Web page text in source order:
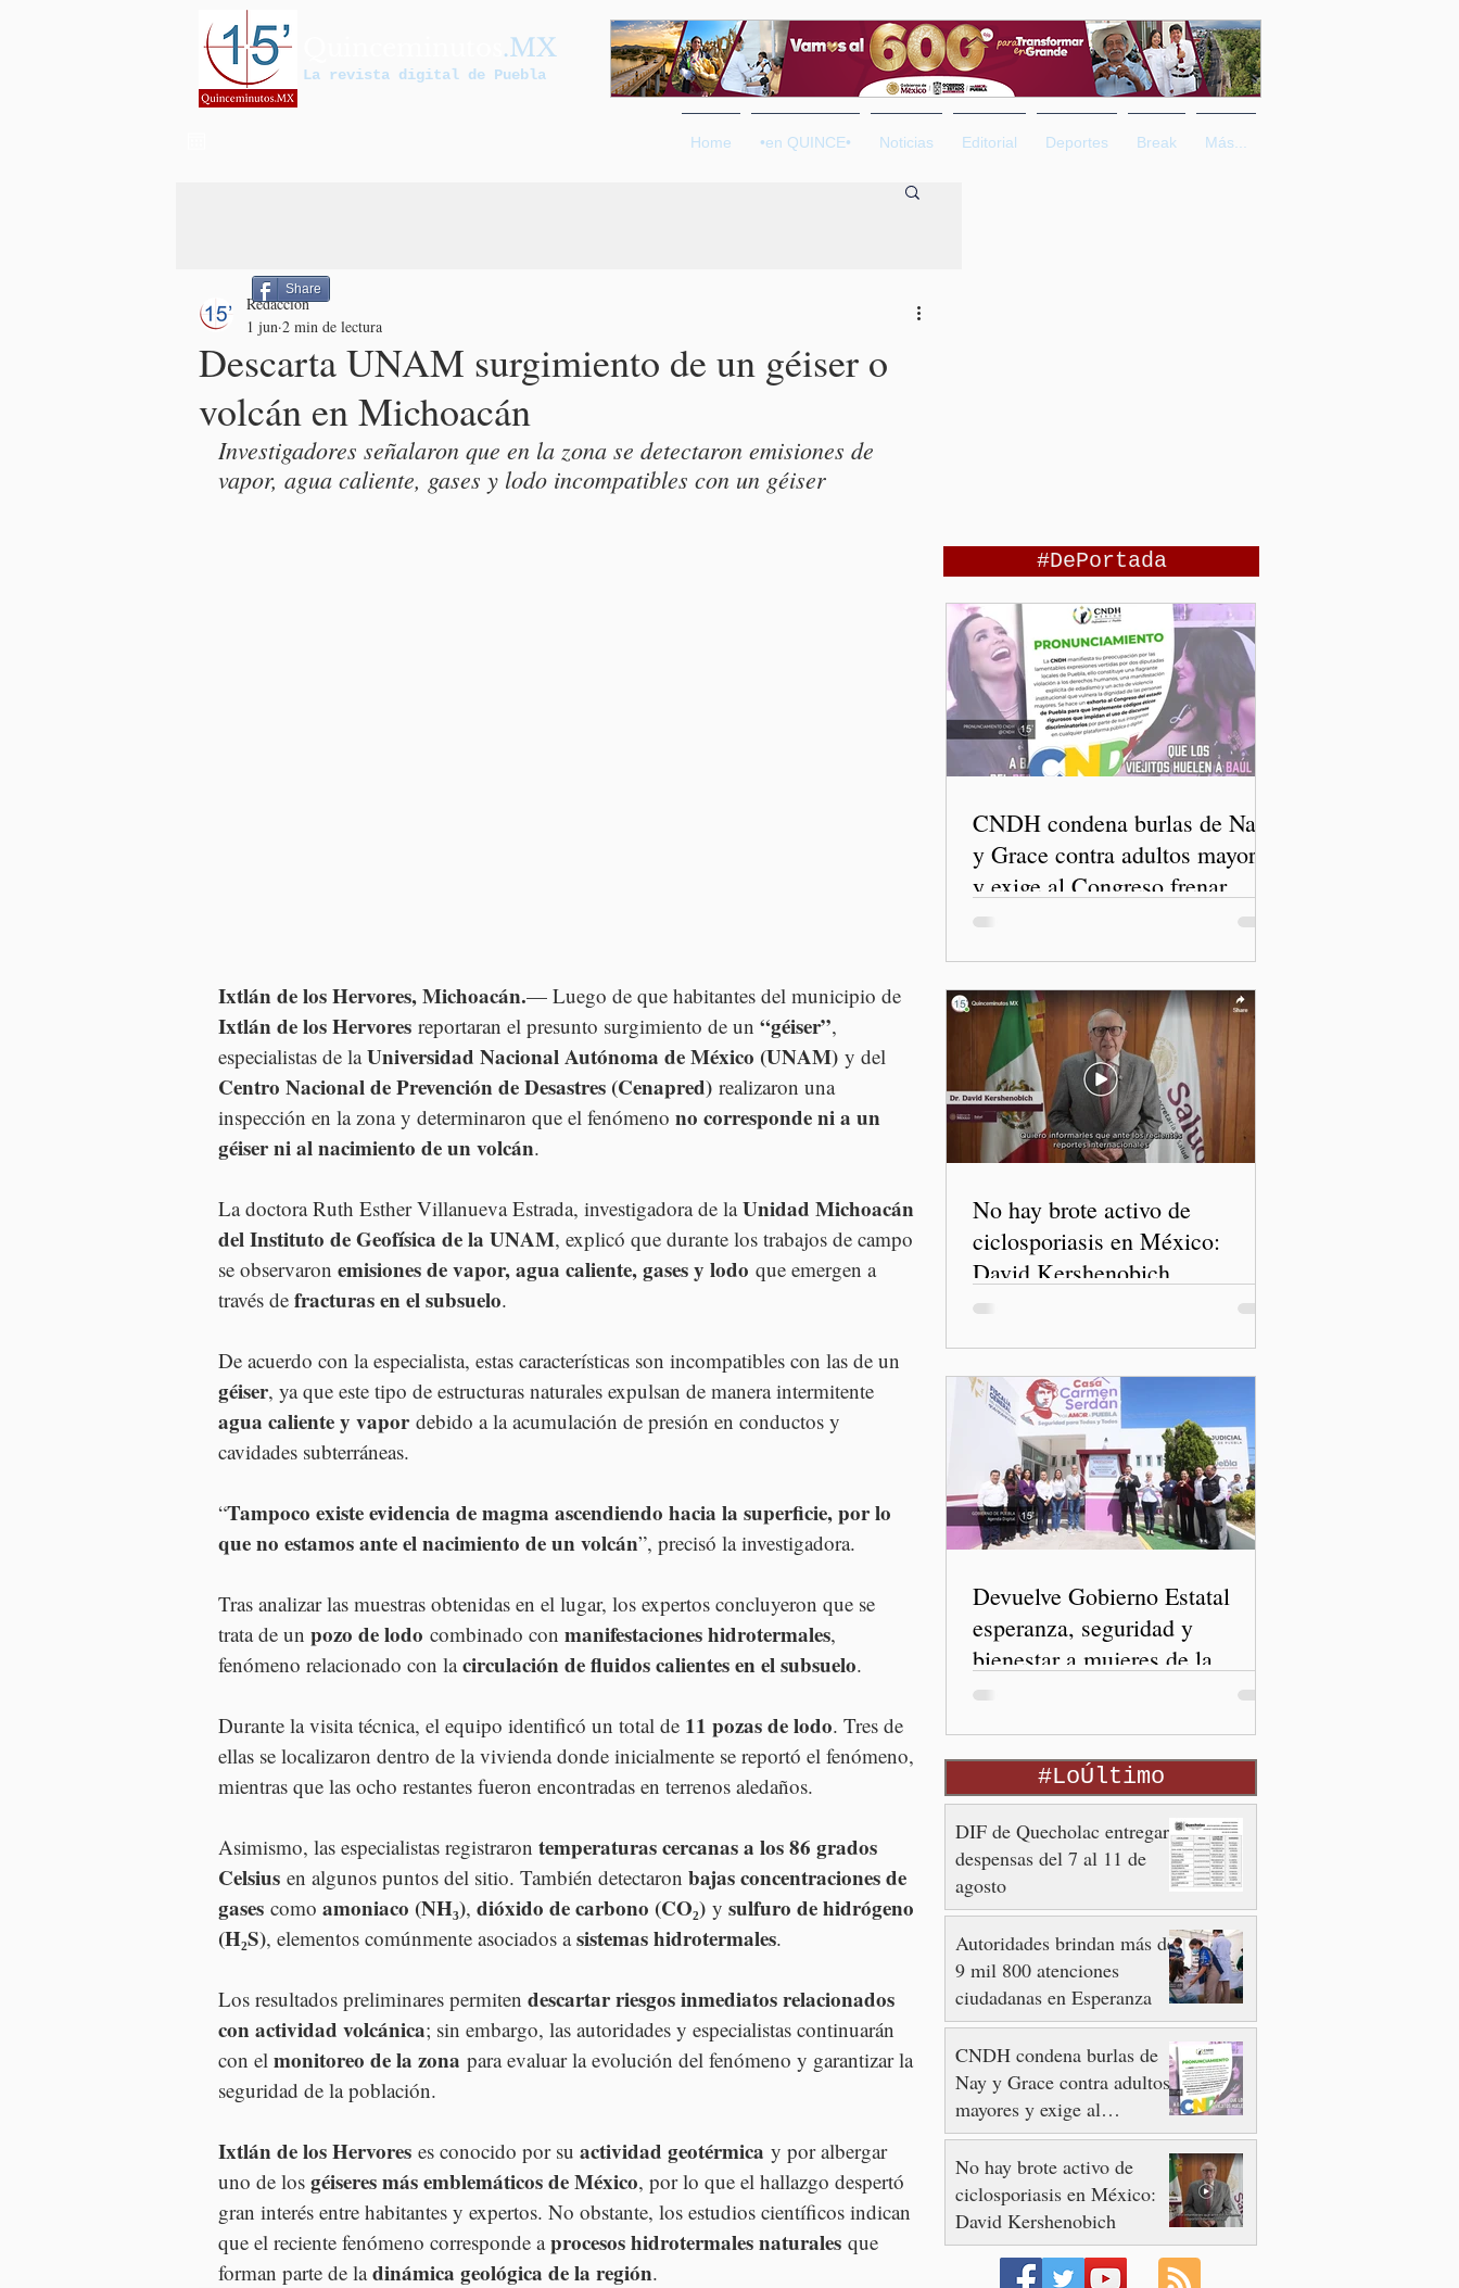
.MX
La revista digital de Puebla
Home •en QUINCE• Noticias Editorial Deportes Break Más...
Descarta UNAM surgimiento de un géiser o
volcán en Michoacán
Redacción
1 jun 2 min de lectura
Investigadores señalaron que en la zona se detectaron emisiones de
vapor, agua caliente, gases y lodo incompatibles con un géiser
Ixtlán de los Hervores, Michoacán.— Luego de que habitantes del municipio de
Ixtlán de los Hervores reportaran el presunto surgimiento de un “géiser”,
especialistas de la Universidad Nacional Autónoma de México (UNAM) y del
Centro Nacional de Prevención de Desastres (Cenapred) realizaron una
inspección en la zona y determinaron que el fenómeno no corresponde ni a un
géiser ni al nacimiento de un volcán.
La doctora Ruth Esther Villanueva Estrada, investigadora de la Unidad Michoacán
del Instituto de Geofísica de la UNAM, explicó que durante los trabajos de campo
se observaron emisiones de vapor, agua caliente, gases y lodo que emergen a
través de fracturas en el subsuelo.
De acuerdo con la especialista, estas características son incompatibles con las de un
géiser, ya que este tipo de estructuras naturales expulsan de manera intermitente
agua caliente y vapor debido a la acumulación de presión en conductos y
cavidades subterráneas.
“Tampoco existe evidencia de magma ascendiendo hacia la superficie, por lo
que no estamos ante el nacimiento de un volcán”, precisó la investigadora.
Tras analizar las muestras obtenidas en el lugar, los expertos concluyeron que se
trata de un pozo de lodo combinado con manifestaciones hidrotermales,
fenómeno relacionado con la circulación de fluidos calientes en el subsuelo.
Durante la visita técnica, el equipo identificó un total de 11 pozas de lodo. Tres de
ellas se localizaron dentro de la vivienda donde inicialmente se reportó el fenómeno,
mientras que las ocho restantes fueron encontradas en terrenos aledaños.
Asimismo, las especialistas registraron temperaturas cercanas a los 86 grados
Celsius en algunos puntos del sitio. También detectaron bajas concentraciones de
gases como amoniaco (NH₃), dióxido de carbono (CO₂) y sulfuro de hidrógeno
(H₂S), elementos comúnmente asociados a sistemas hidrotermales.
Los resultados preliminares permiten descartar riesgos inmediatos relacionados
con actividad volcánica; sin embargo, las autoridades y especialistas continuarán
con el monitoreo de la zona para evaluar la evolución del fenómeno y garantizar la
seguridad de la población.
Ixtlán de los Hervores es conocido por su actividad geotérmica y por albergar
uno de los géiseres más emblemáticos de México, por lo que el hallazgo despertó
gran interés entre habitantes y expertos. No obstante, los estudios científicos indican
que el reciente fenómeno corresponde a procesos hidrotermales naturales que
forman parte de la dinámica geológica de la región.
Share
#DePortada
CNDH condena burlas de Nay
y Grace contra adultos mayores
y exige al Congreso frenar
discursos discriminatorios
No hay brote activo de
ciclosporiasis en México:
David Kershenobich
Devuelve Gobierno Estatal
esperanza, seguridad y
bienestar a mujeres de la
periferia urbana
#LoÚltimo
DIF de Quecholac entregará
despensas del 7 al 11 de
agosto
Autoridades brindan más de
9 mil 800 atenciones
ciudadanas en Esperanza
CNDH condena burlas de
Nay y Grace contra adultos
mayores y exige al
Congreso frenar discursos
discriminatorios
No hay brote activo de
ciclosporiasis en México:
David Kershenobich